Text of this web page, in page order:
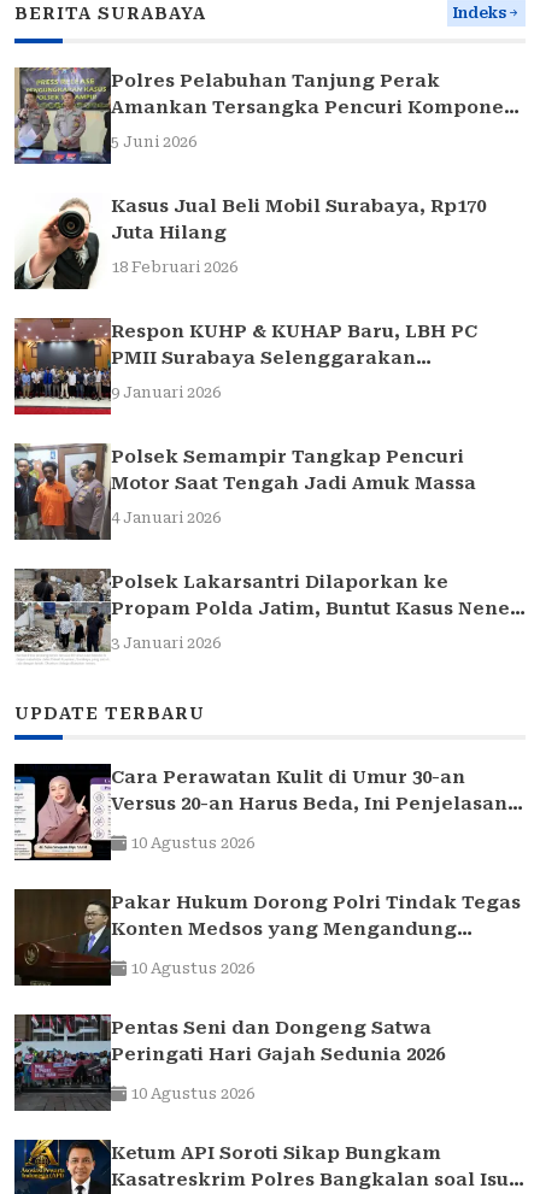
BERITA SURABAYA Indeks
Polres Pelabuhan Tanjung Perak
Amankan Tersangka Pencuri Komponen
Traffic Light di Surabaya
5 Juni 2026
Kasus Jual Beli Mobil Surabaya, Rp170
Juta Hilang
18 Februari 2026
Respon KUHP & KUHAP Baru, LBH PC
PMII Surabaya Selenggarakan
Sarasehan Hukum
9 Januari 2026
Polsek Semampir Tangkap Pencuri
Motor Saat Tengah Jadi Amuk Massa
4 Januari 2026
Polsek Lakarsantri Dilaporkan ke
Propam Polda Jatim, Buntut Kasus Nenek
Elina
3 Januari 2026
UPDATE TERBARU
Cara Perawatan Kulit di Umur 30-an
Versus 20-an Harus Beda, Ini Penjelasan
Dokter Anti-Aging Indonesia
10 Agustus 2026
Pakar Hukum Dorong Polri Tindak Tegas
Konten Medsos yang Mengandung
Provokasi
10 Agustus 2026
Pentas Seni dan Dongeng Satwa
Peringati Hari Gajah Sedunia 2026
10 Agustus 2026
Ketum API Soroti Sikap Bungkam
Kasatreskrim Polres Bangkalan soal Isu